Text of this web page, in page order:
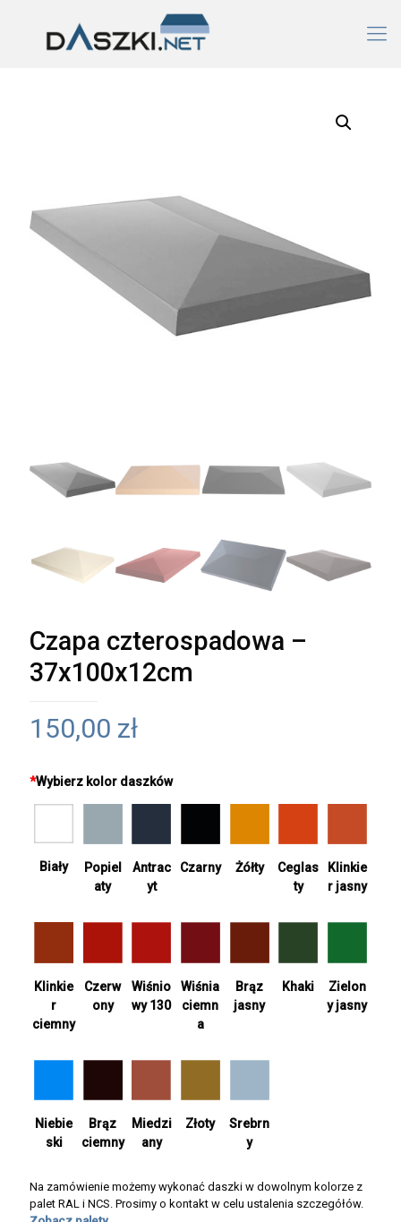
Czapa czterospadowa –
37x100x12cm
150,00 zł
*Wybierz kolor daszków
Biały
Popiel
aty
Antrac
yt
Czarny Żółty
Ceglas
ty
Klinkie
r jasny
Klinkie
r
ciemny
Czerw
ony
Wiśnio
wy 130
Wiśnia
ciemn
a
Brąz
jasny
Khaki
Zielon
y jasny
Niebie
ski
Brąz
ciemny
Miedzi
any
Złoty
Srebrn
y
Na zamówienie możemy wykonać daszki w dowolnym kolorze z
palet RAL i NCS. Prosimy o kontakt w celu ustalenia szczegółów.